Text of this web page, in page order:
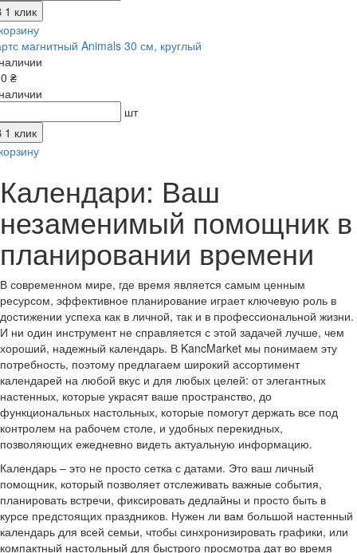
1 клик
магнитный Animals 30 см, круглый
₴
шт
1 клик
Календари: Ваш
незаменимый помощник в
планировании времени
В современном мире, где время является самым ценным
ресурсом, эффективное планирование играет ключевую роль в
достижении успеха как в личной, так и в профессиональной жизни.
И ни один инструмент не справляется с этой задачей лучше, чем
хороший, надежный календарь. В KancMarket мы понимаем эту
потребность, поэтому предлагаем широкий ассортимент
календарей на любой вкус и для любых целей: от элегантных
настенных, которые украсят ваше пространство, до
функциональных настольных, которые помогут держать все под
контролем на рабочем столе, и удобных перекидных,
позволяющих ежедневно видеть актуальную информацию.
Календарь – это не просто сетка с датами. Это ваш личный
помощник, который позволяет отслеживать важные события,
планировать встречи, фиксировать дедлайны и просто быть в
курсе предстоящих праздников. Нужен ли вам большой настенный
календарь для всей семьи, чтобы синхронизировать графики, или
компактный настольный для быстрого просмотра дат во время